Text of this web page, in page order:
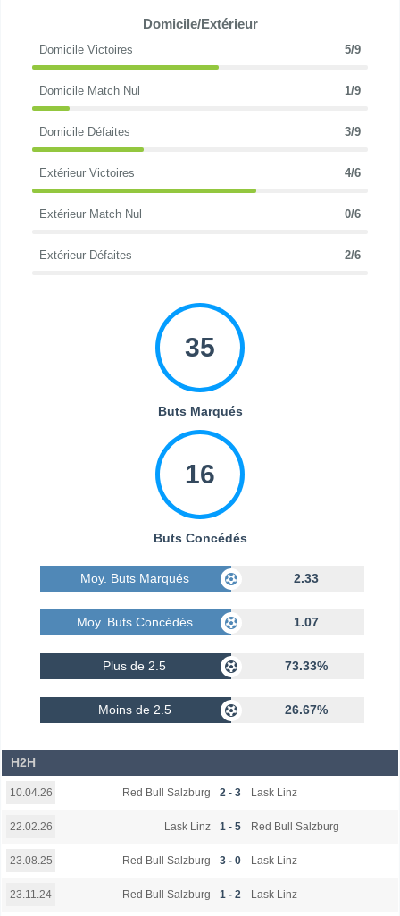
Domicile/Extérieur
Domicile Victoires 5/9
Domicile Match Nul 1/9
Domicile Défaites 3/9
Extérieur Victoires 4/6
Extérieur Match Nul 0/6
Extérieur Défaites 2/6
35
Buts Marqués
16
Buts Concédés
Moy. Buts Marqués 2.33
Moy. Buts Concédés 1.07
Plus de 2.5 73.33%
Moins de 2.5 26.67%
H2H
10.04.26 Red Bull Salzburg 2 - 3 Lask Linz
22.02.26 Lask Linz 1 - 5 Red Bull Salzburg
23.08.25 Red Bull Salzburg 3 - 0 Lask Linz
23.11.24 Red Bull Salzburg 1 - 2 Lask Linz